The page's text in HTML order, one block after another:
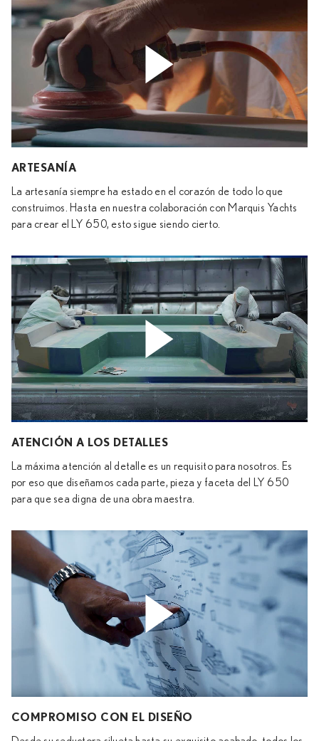
ARTESANÍA
La artesanía siempre ha estado en el corazón de todo lo que
construimos. Hasta en nuestra colaboración con Marquis Yachts
para crear el LY 650, esto sigue siendo cierto.
ATENCIÓN A LOS DETALLES
La máxima atención al detalle es un requisito para nosotros. Es
por eso que diseñamos cada parte, pieza y faceta del LY 650
para que sea digna de una obra maestra.
COMPROMISO CON EL DISEÑO